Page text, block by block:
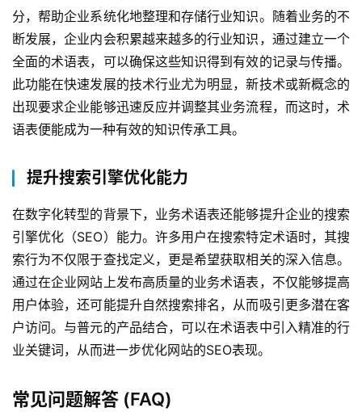
作
服
务
与
支
了
解
普
元
联
系
我
们
分，帮助企业系统化地整理和存储行业知识。随着业务的不
断发展，企业内会积累越来越多的行业知识，通过建立一个
全面的术语表，可以确保这些知识得到有效的记录与传播。
此功能在快速发展的技术行业尤为明显，新技术或新概念的
出现要求企业能够迅速反应并调整其业务流程，而这时，术
语表便能成为一种有效的知识传承工具。
提升搜索引擎优化能力
在数字化转型的背景下，业务术语表还能够提升企业的搜索
引擎优化（SEO）能力。许多用户在搜索特定术语时，其搜
索行为不仅限于查找定义，更是希望获取相关的深入信息。
通过在企业网站上发布高质量的业务术语表，不仅能够提高
用户体验，还可能提升自然搜索排名，从而吸引更多潜在客
户访问。与普元的产品结合，可以在术语表中引入精准的行
业关键词，从而进一步优化网站的SEO表现。
常见问题解答 (FAQ)